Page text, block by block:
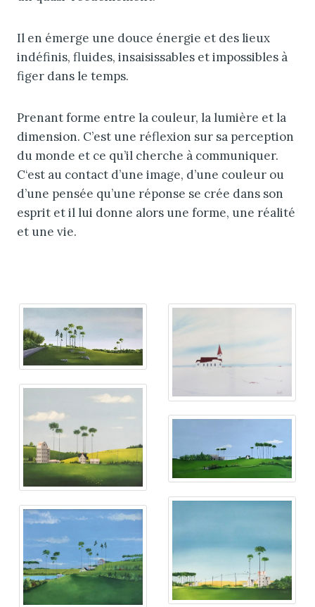
Il en émerge une douce énergie et des lieux
indéfinis, fluides, insaisissables et impossibles à
figer dans le temps.
Prenant forme entre la couleur, la lumière et la
dimension. C’est une réflexion sur sa perception
du monde et ce qu’il cherche à communiquer.
C‘est au contact d’une image, d’une couleur ou
d’une pensée qu’une réponse se crée dans son
esprit et il lui donne alors une forme, une réalité
et une vie.